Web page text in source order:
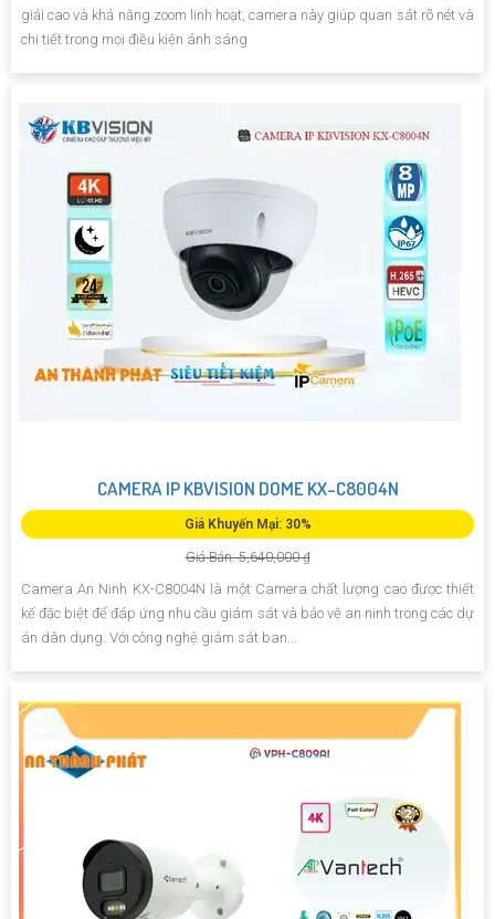
giải cao và khả năng zoom linh hoạt, camera này giúp quan sát rõ nét và
chi tiết trong mọi điều kiện ánh sáng
CAMERA IP KBVISION DOME KX-C8004N
Giá Khuyến Mại: 30%
Giá Bán: 5,640,000 ₫
Camera An Ninh KX-C8004N là một Camera chất lượng cao được thiết
kế đặc biệt để đáp ứng nhu cầu giám sát và bảo vệ an ninh trong các dự
án dân dụng. Với công nghệ giám sát ban...